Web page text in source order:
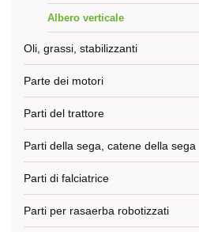
Albero verticale
Oli, grassi, stabilizzanti
Parte dei motori
Parti del trattore
Parti della sega, catene della sega
Parti di falciatrice
Parti per rasaerba robotizzati